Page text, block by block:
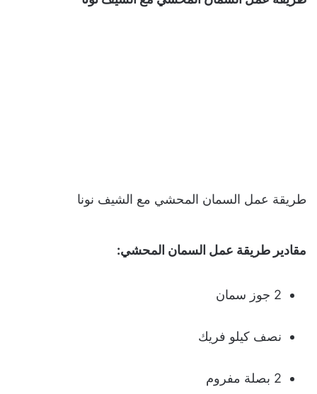
طريقة عمل السمان المحشي مع الشيف نونا
مقادير طريقة عمل السمان المحشي:
2 جوز سمان
نصف كيلو فريك
2 بصلة مفروم